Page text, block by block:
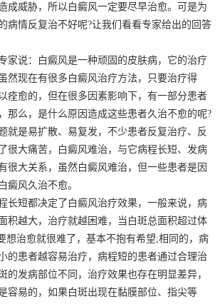
成威胁，所以白癜风一定要尽早治愈。可是为
病情反复治不好呢?让我们看看专家给出的回答
家说：白癜风是一种顽固的皮肤病，它的治疗
然现在有很多白癜风治疗方法，只要治疗得
痊愈的，但在很多因素影响下，有一部分患者
那么，是什么原因造成这些患者久治不愈的呢?
就是易扩散、易复发，不少患者反复治疗、反
很大痛苦，白癜风难治，与它病程长短、发病
很大关系，虽然白癜风难治，但一些患者是因
癜风久治不愈。
长短都决定了白癜风治疗效果，一般来说，病
积越大，治疗就越困难，当白斑总面积超过体
想治愈就很难了，基本不抱有希望;相同的，病
的患者越容易治疗，病程短的患者通过合理治
的发病部位不同，治疗效果也存在明显差异，
容易的，如果白斑出现在黏膜部位、指尖等